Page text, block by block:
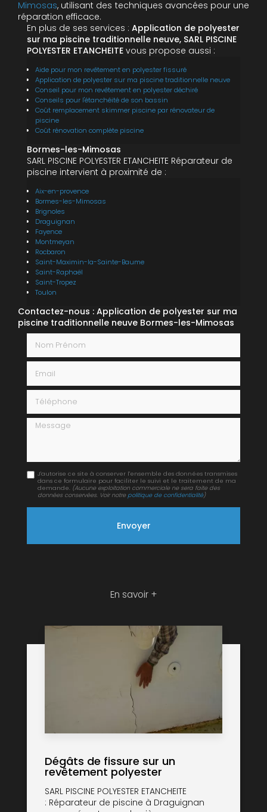
Mimosas, utilisant des techniques avancées pour une
réparation efficace.
En plus de ses services : Application de polyester
sur ma piscine traditionnelle neuve, SARL PISCINE
POLYESTER ETANCHEITE vous propose aussi :
Aide pour mon revêtement en polyester fissuré
Application de polyester sur ma piscine traditionnelle neuve
Conseil pour mon revêtement en polyester déchiré
Conseils pour l'étanchéité de son bassin
Coût remplacement skimmer piscine par rénovateur de
piscine
Coût rénovation complète piscine
Bormes-les-Mimosas
SARL PISCINE POLYESTER ETANCHEITE Réparateur de
piscine intervient à proximité de :
Aix-en-provence
Bormes-les-Mimosas
Brignoles
Draguignan
Fayence
Montmeyan
Rocbaron
Saint-Maximin-la-Sainte-Baume
Saint-Raphaël
Saint-Tropez
Toulon
Contactez-nous : Application de polyester sur ma
piscine traditionnelle neuve Bormes-les-Mimosas
Message
J'autorise ce site à conserver l'ensemble des données transmises
dans ce formulaire pour faciliter le suivi et le traitement de ma
demande. (Aucune exploitation commerciale ne sera faite des
données conservées. Voir notre politique de confidentialité)
En savoir +
Dégâts de fissure sur un
revêtement polyester
SARL PISCINE POLYESTER ETANCHEITE
: Réparateur de piscine à Draguignan